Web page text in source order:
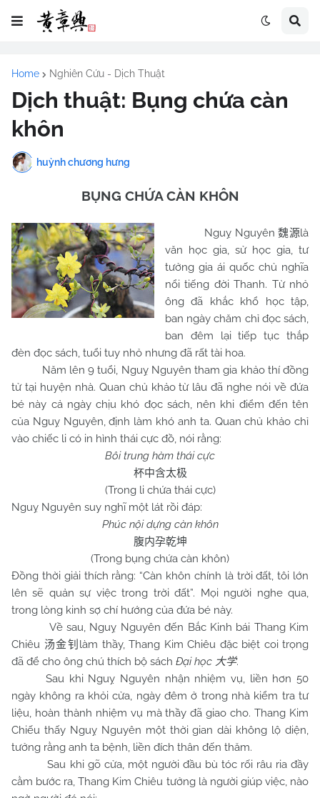
Home Nghiên Cứu - Dịch Thuật
Dịch thuật: Bụng chứa càn
khôn
huỳnh chương hưng
BỤNG CHỨA CÀN KHÔN
Nguỵ Nguyên 魏源là
văn học gia, sử học gia, tư
tưởng gia ái quốc chủ nghĩa
nổi tiếng đời Thanh. Từ nhỏ
ông đã khắc khổ học tập,
ban ngày chăm chỉ đọc sách,
ban đêm lại tiếp tục thắp
đèn đọc sách, tuổi tuy nhỏ nhưng đã rất tài hoa.
Năm lên 9 tuổi, Nguỵ Nguyên tham gia khảo thí đồng
tử tại huyện nhà. Quan chủ khảo từ lâu đã nghe nói về đứa
bé này cả ngày chịu khó đọc sách, nên khi điểm đến tên
của Nguỵ Nguyên, định làm khó anh ta. Quan chủ khảo chỉ
vào chiếc li có in hình thái cực đồ, nói rằng:
Bôi trung hàm thái cực
杯中含太极
(Trong li chứa thái cực)
Nguỵ Nguyên suy nghĩ một lát rồi đáp:
Phúc nội dựng càn khôn
腹内孕乾坤
(Trong bụng chứa càn khôn)
Đồng thời giải thích rằng: “Càn khôn chính là trời đất, tôi lớn
lên sẽ quản sự việc trong trời đất”. Mọi người nghe qua,
trong lòng kinh sợ chí hướng của đứa bé này.
Về sau, Nguỵ Nguyên đến Bắc Kinh bái Thang Kim
Chiêu 汤金钊 làm thầy, Thang Kim Chiêu đặc biệt coi trọng
đã để cho ông chú thích bộ sách Đại học 大学.
Sau khi Nguỵ Nguyên nhận nhiệm vụ, liền hơn 50
ngày không ra khỏi cửa, ngày đêm ở trong nhà kiểm tra tư
liệu, hoàn thành nhiệm vụ mà thầy đã giao cho. Thang Kim
Chiếu thấy Nguỵ Nguyên một thời gian dài không lộ diện,
tưởng rằng anh ta bệnh, liền đích thân đến thăm.
Sau khi gõ cửa, một người đầu bù tóc rối râu ria đầy
cằm bước ra, Thang Kim Chiêu tưởng là người giúp việc, nào